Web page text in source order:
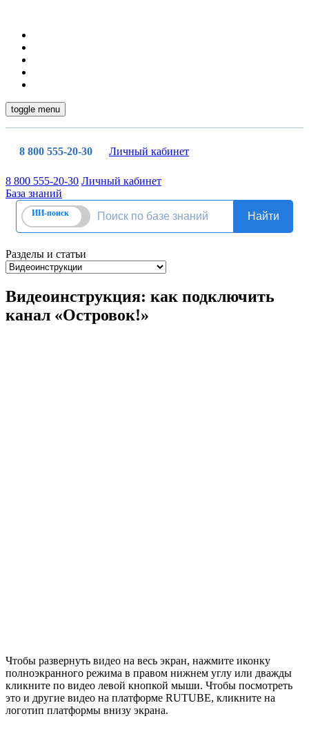
toggle menu
8 800 555-20-30 Личный кабинет
8 800 555-20-30 Личный кабинет
База знаний
Разделы и статьи
Видеоинструкция: как подключить
канал «Островок!»
Чтобы развернуть видео на весь экран, нажмите иконку
полноэкранного режима в правом нижнем углу или дважды
кликните по видео левой кнопкой мыши. Чтобы посмотреть
это и другие видео на платформе RUTUBE, кликните на
логотип платформы внизу экрана.